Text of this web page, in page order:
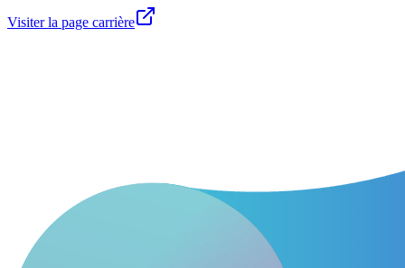
Visiter la page carrière